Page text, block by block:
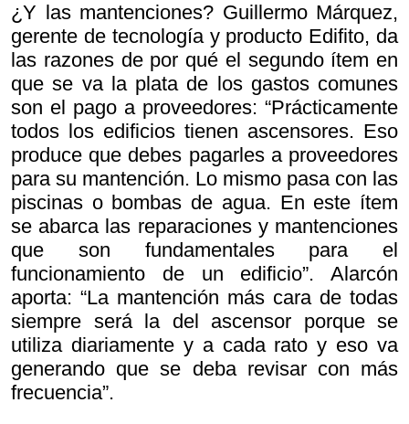
¿Y las mantenciones? Guillermo Márquez,
gerente de tecnología y producto Edifito, da
las razones de por qué el segundo ítem en
que se va la plata de los gastos comunes
son el pago a proveedores: “Prácticamente
todos los edificios tienen ascensores. Eso
produce que debes pagarles a proveedores
para su mantención. Lo mismo pasa con las
piscinas o bombas de agua. En este ítem
se abarca las reparaciones y mantenciones
que son fundamentales para el
funcionamiento de un edificio”. Alarcón
aporta: “La mantención más cara de todas
siempre será la del ascensor porque se
utiliza diariamente y a cada rato y eso va
generando que se deba revisar con más
frecuencia”.